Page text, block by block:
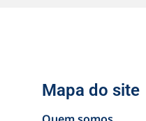
Mapa do site